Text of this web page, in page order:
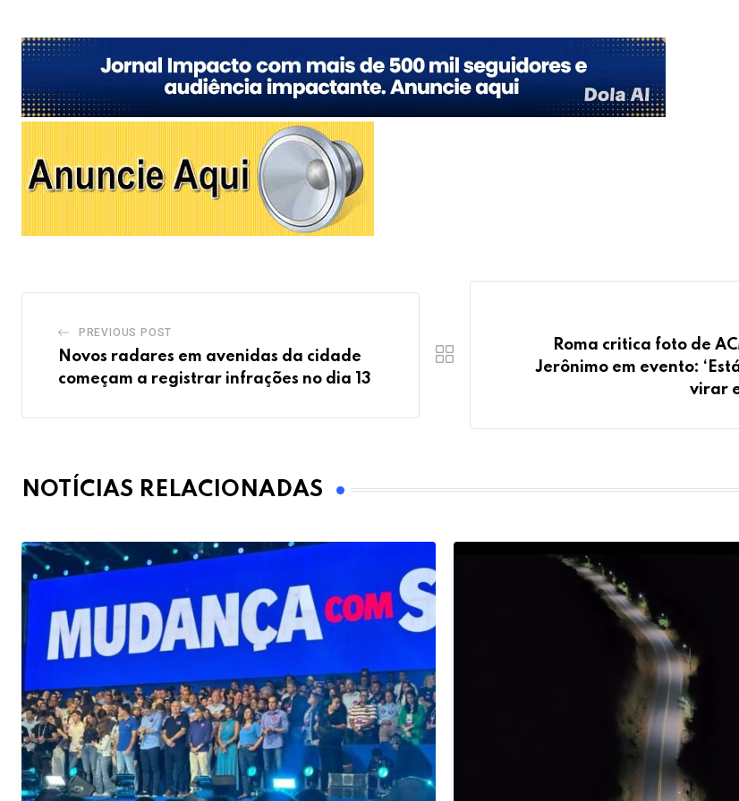
PREVIOUS POST
Novos radares em avenidas da cidade
começam a registrar infrações no dia 13
Roma critica foto de
Jerônimo em evento:
virar
NOTÍCIAS RELACIONADAS